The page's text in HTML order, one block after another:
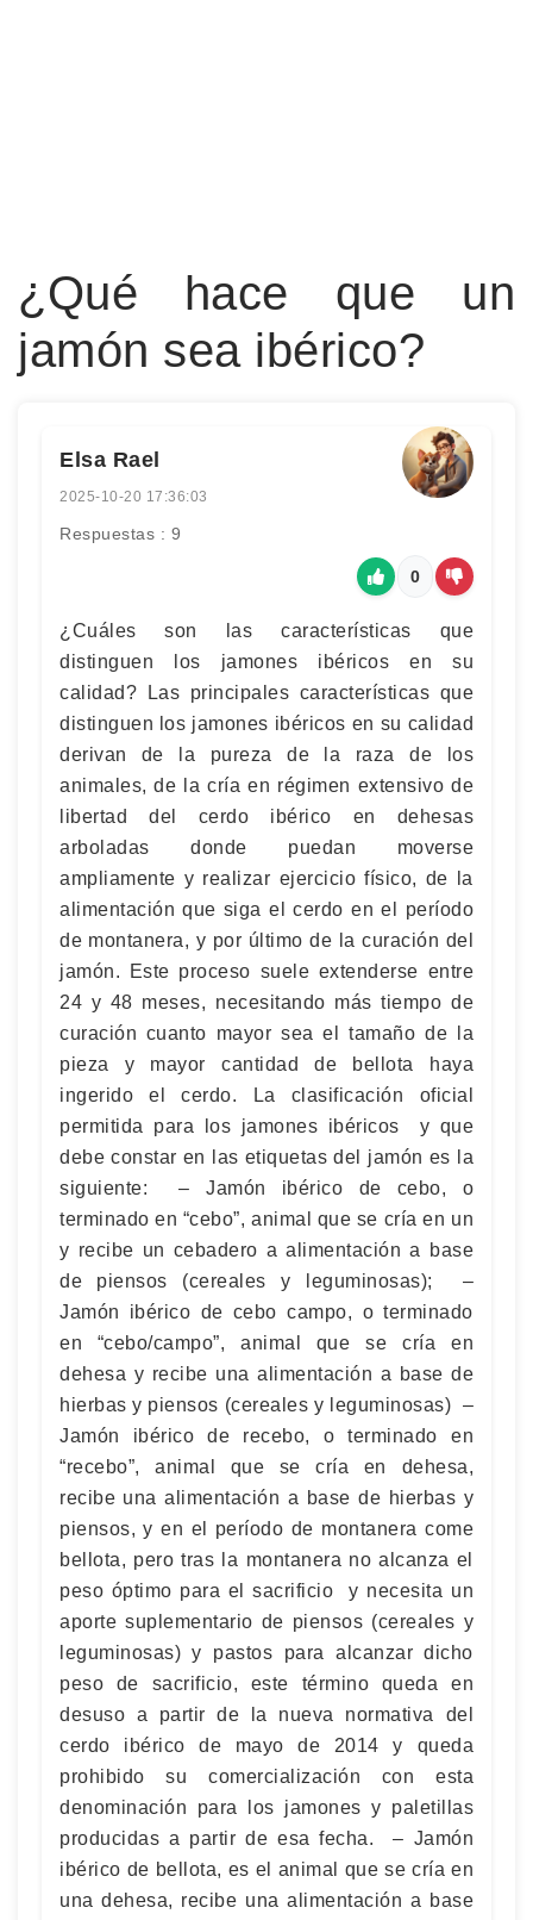
¿Qué hace que un
jamón sea ibérico?
Elsa Rael
2025-10-20 17:36:03
Respuestas : 9
0
¿Cuáles son las características que
distinguen los jamones ibéricos en su
calidad? Las principales características que
distinguen los jamones ibéricos en su calidad
derivan de la pureza de la raza de los
animales, de la cría en régimen extensivo de
libertad del cerdo ibérico en dehesas
arboladas donde puedan moverse
ampliamente y realizar ejercicio físico, de la
alimentación que siga el cerdo en el período
de montanera, y por último de la curación del
jamón. Este proceso suele extenderse entre
24 y 48 meses, necesitando más tiempo de
curación cuanto mayor sea el tamaño de la
pieza y mayor cantidad de bellota haya
ingerido el cerdo. La clasificación oficial
permitida para los jamones ibéricos y que
debe constar en las etiquetas del jamón es la
siguiente: – Jamón ibérico de cebo, o
terminado en “cebo”, animal que se cría en un
y recibe un cebadero a alimentación a base
de piensos (cereales y leguminosas); –
Jamón ibérico de cebo campo, o terminado
en “cebo/campo”, animal que se cría en
dehesa y recibe una alimentación a base de
hierbas y piensos (cereales y leguminosas) –
Jamón ibérico de recebo, o terminado en
“recebo”, animal que se cría en dehesa,
recibe una alimentación a base de hierbas y
piensos, y en el período de montanera come
bellota, pero tras la montanera no alcanza el
peso óptimo para el sacrificio y necesita un
aporte suplementario de piensos (cereales y
leguminosas) y pastos para alcanzar dicho
peso de sacrificio, este término queda en
desuso a partir de la nueva normativa del
cerdo ibérico de mayo de 2014 y queda
prohibido su comercialización con esta
denominación para los jamones y paletillas
producidas a partir de esa fecha. – Jamón
ibérico de bellota, es el animal que se cría en
una dehesa, recibe una alimentación a base